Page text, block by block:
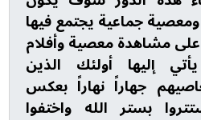
جماعية يجتمع فيها
على مشاهدة معصية وأفلام
إليها أولئك الذين
جهاراً نهاراً بعكس
بستر الله واختفوا